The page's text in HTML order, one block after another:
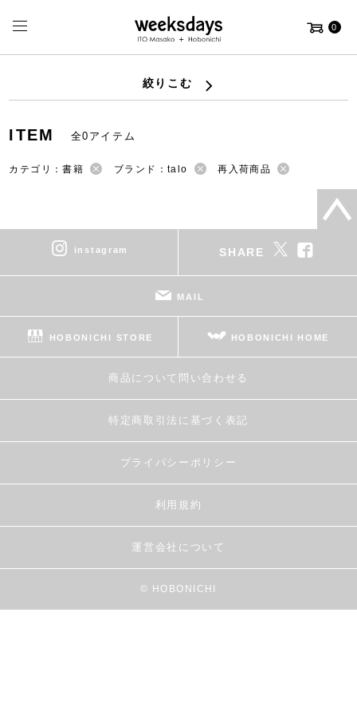
0
絞りこむ
ITEM 全0アイテム
カテゴリ：書籍 ブランド：talo 再入荷商品
instagram SHARE
MAIL
HOBONICHI STORE HOBONICHI HOME
商品について問い合わせる
特定商取引法に基づく表記
プライバシーポリシー
利用規約
運営会社について
© HOBONICHI